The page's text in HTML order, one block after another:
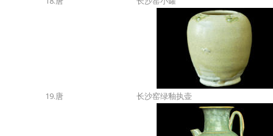
19.唐 长沙窑绿釉执壶